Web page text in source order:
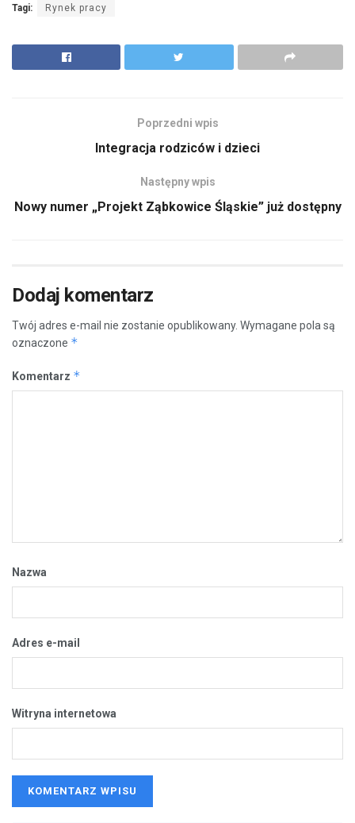
Tagi: Rynek pracy
Poprzedni wpis
Integracja rodziców i dzieci
Następny wpis
Nowy numer „Projekt Ząbkowice Śląskie” już dostępny
Dodaj komentarz
Twój adres e-mail nie zostanie opublikowany. Wymagane pola są
oznaczone *
Komentarz *
Nazwa
Adres e-mail
Witryna internetowa